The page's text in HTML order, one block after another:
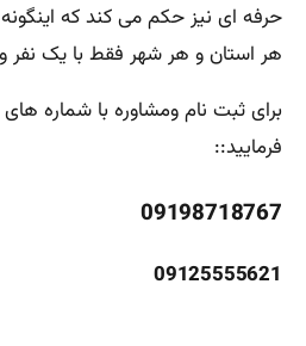
حرفه ای نیز حکم می کند که
هر استان و هر شهر فقط با یک نفر
برای ثبت نام ومشاوره با شماره
فرمایید::
09198718767
09125555621